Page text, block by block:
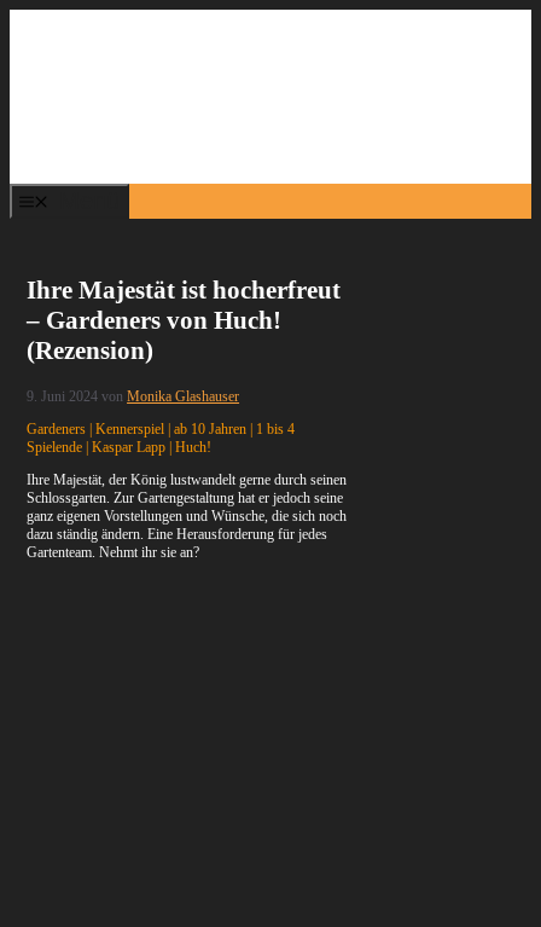
Ihre Majestät ist hocherfreut
– Gardeners von Huch!
(Rezension)
9. Juni 2024 vonMonika Glashauser
Gardeners | Kennerspiel | ab 10 Jahren | 1 bis 4
Spielende | Kaspar Lapp | Huch!
Ihre Majestät, der König lustwandelt gerne durch seinen
Schlossgarten. Zur Gartengestaltung hat er jedoch seine
ganz eigenen Vorstellungen und Wünsche, die sich noch
dazu ständig ändern. Eine Herausforderung für jedes
Gartenteam. Nehmt ihr sie an?